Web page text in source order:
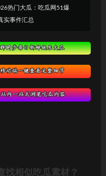
热门大瓜：吃瓜网51爆
实事件汇总
找相似吃瓜素材？